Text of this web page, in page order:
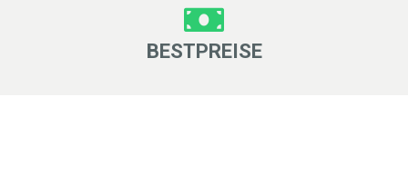
BESTPREISE